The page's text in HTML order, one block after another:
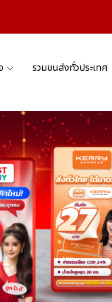
รวมขนส่งทั่วประเทศ